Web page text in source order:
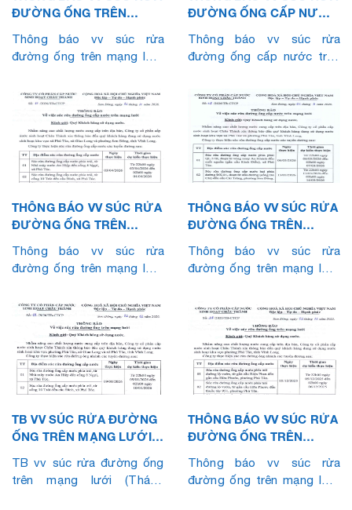
ĐƯỜNG ỐNG TRÊN
6.2026)
Thông báo vv súc rửa
đường ống trên mạng lưới
ĐƯỜNG ỐNG CẤP NƯỚC
(THÁNG 5.2026)
Thông báo vv súc rửa
đường ống cấp nước trên
THÔNG BÁO VV SÚC RỬA
ĐƯỜNG ỐNG TRÊN
4.2026)
Thông báo vv súc rửa
đường ống trên mạng lưới
THÔNG BÁO VV SÚC RỬA
ĐƯỜNG ỐNG TRÊN
3.2026)
Thông báo vv súc rửa
đường ống trên mạng lưới
TB VV SÚC RỬA ĐƯỜNG
ỐNG TRÊN MẠNG LƯỚI
TB vv súc rửa đường ống
trên mạng lưới (Tháng
THÔNG BÁO VV SÚC RỬA
ĐƯỜNG ỐNG TRÊN
12.2025)
Thông báo vv súc rửa
đường ống trên mạng lưới